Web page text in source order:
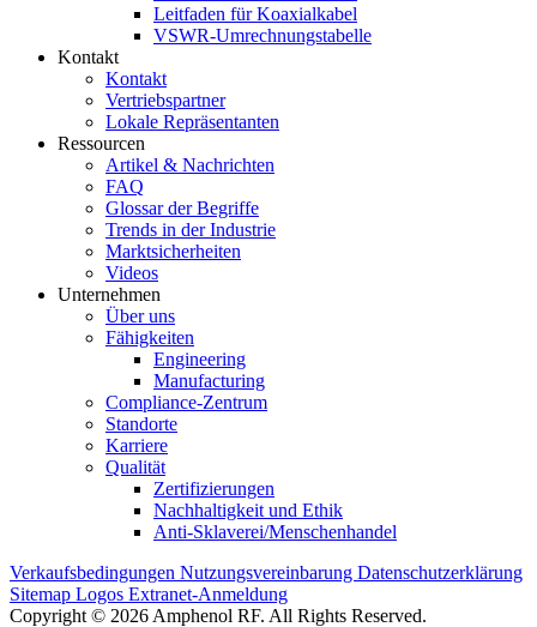
Leitfaden für Koaxialkabel
VSWR-Umrechnungstabelle
Kontakt
Kontakt
Vertriebspartner
Lokale Repräsentanten
Ressourcen
Artikel & Nachrichten
FAQ
Glossar der Begriffe
Trends in der Industrie
Marktsicherheiten
Videos
Unternehmen
Über uns
Fähigkeiten
Engineering
Manufacturing
Compliance-Zentrum
Standorte
Karriere
Qualität
Zertifizierungen
Nachhaltigkeit und Ethik
Anti-Sklaverei/Menschenhandel
Verkaufsbedingungen Nutzungsvereinbarung Datenschutzerklärung
Sitemap Logos Extranet-Anmeldung
Copyright © 2026 Amphenol RF. All Rights Reserved.